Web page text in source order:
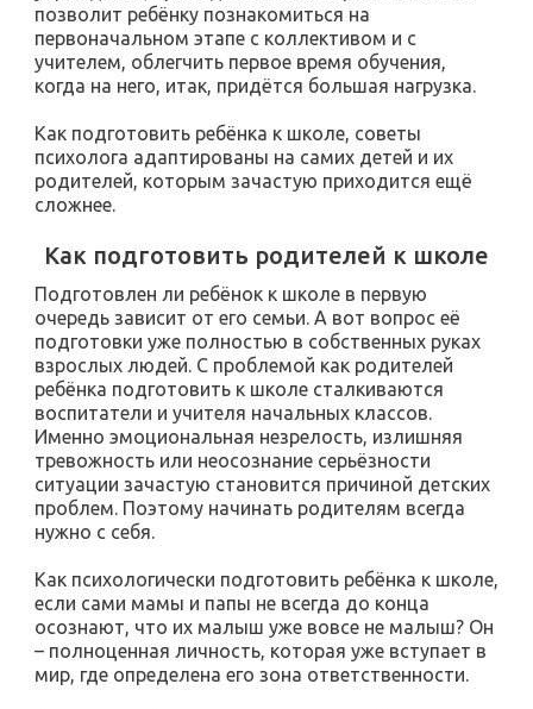
позволит ребёнку познакомиться на
первоначальном этапе с коллективом и с
учителем, облегчить первое время обучения,
когда на него, итак, придётся большая нагрузка.
Как подготовить ребёнка к школе, советы
психолога адаптированы на самих детей и их
родителей, которым зачастую приходится ещё
сложнее.
Как подготовить родителей к школе
Подготовлен ли ребёнок к школе в первую
очередь зависит от его семьи. А вот вопрос её
подготовки уже полностью в собственных руках
взрослых людей. С проблемой как родителей
ребёнка подготовить к школе сталкиваются
воспитатели и учителя начальных классов.
Именно эмоциональная незрелость, излишняя
тревожность или неосознание серьёзности
ситуации зачастую становится причиной детских
проблем. Поэтому начинать родителям всегда
нужно с себя.
Как психологически подготовить ребёнка к школе,
если сами мамы и папы не всегда до конца
осознают, что их малыш уже вовсе не малыш? Он
– полноценная личность, которая уже вступает в
мир, где определена его зона ответственности.